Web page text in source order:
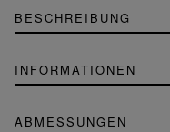
BESCHREIBUNG
INFORMATIONEN
ABMESSUNGEN